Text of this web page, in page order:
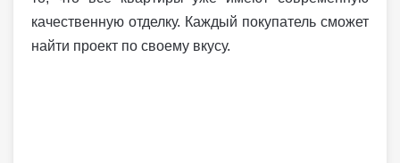
качественную отделку. Каждый покупатель сможет
найти проект по своему вкусу.